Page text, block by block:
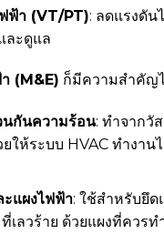
ฟ้า (VT/PT): ลดแรงดั
ละดูแล
(M&E) ก็มีความสำคัญ
กันความร้อน: ทำจากวั
ให้ระบบ HVAC ทำงาน
ะแผงไฟฟ้า: ใช้สำหรับยึด
เลวร้าย ด้วยแผงที่ควรท